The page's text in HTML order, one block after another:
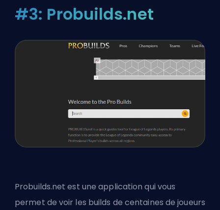
#3: Probuilds.net
Probuilds.net est une application qui vous
permet de voir les builds de centaines de joueurs